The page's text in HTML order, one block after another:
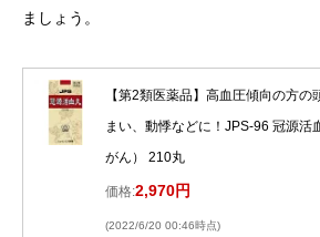
ましょう。
【第2類医薬品】高血圧傾向の方
まい、動悸などに！JPS-96 冠源活
がん） 210丸
価格:2,970円
(2022/6/20 00:46時点)